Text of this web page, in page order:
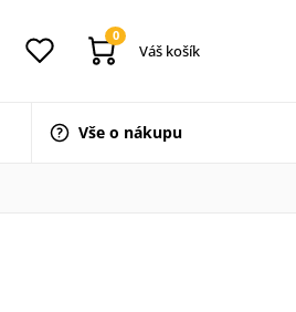
0
Váš košík
Vše o nákupu